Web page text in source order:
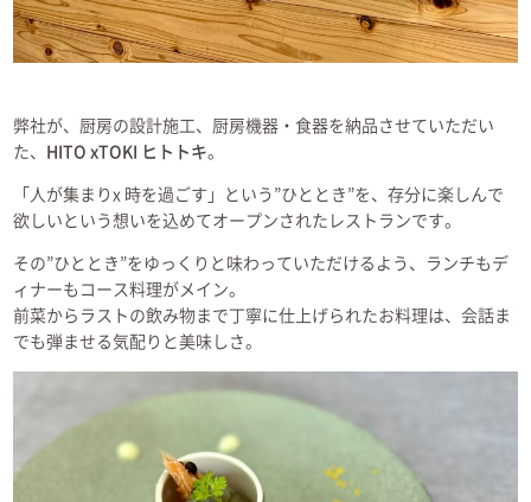
弊社が、厨房の設計施工、厨房機器・食器を納品させていただい
た、 HITO xTOKI ヒトトキ。
「人が集まりx 時を過ごす」という”ひととき”を、存分に楽しんで
欲しいという想いを込めてオープンされたレストランです。
その”ひととき”をゆっくりと味わっていただけるよう、ランチもデ
ィナーもコース料理がメイン。
前菜からラストの飲み物まで丁寧に仕上げられたお料理は、会話ま
でも弾ませる気配りと美味しさ。